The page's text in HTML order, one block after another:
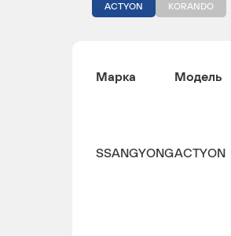
ACTYON KORANDO
Марка Модель
SSANGYONGACTYON